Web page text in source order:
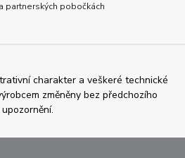
partnerských pobočkách
charakter a veškeré technické
změněny bez předchozího
upozornění.